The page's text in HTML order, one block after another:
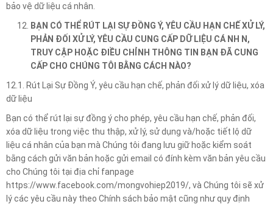
bảo vệ dữ liệu cá nhân.
BẠN CÓ THỂ RÚT LẠI SỰ ĐỒNG Ý, YÊU CẦU HẠN CHẾ XỬ LÝ,
PHẢN ĐỐI XỬ LÝ, YÊU CẦU CUNG CẤP DỮ LIỆU CÁ NH N,
TRUY CẬP HOẶC ĐIỀU CHỈNH THÔNG TIN BẠN ĐÃ CUNG
CẤP CHO CHÚNG TÔI BẰNG CÁCH NÀO?
12.1. Rút Lại Sự Đồng Ý, yêu cầu hạn chế, phản đối xử lý dữ liệu, xóa
dữ liệu
Bạn có thể rút lại sự đồng ý cho phép, yêu cầu hạn chế, phản đối,
xóa dữ liệu trong việc thu thập, xử lý, sử dụng và/hoặc tiết lộ dữ
liệu cá nhân của bạn mà Chúng tôi đang lưu giữ hoặc kiểm soát
bằng cách gửi văn bản hoặc gửi email có đính kèm văn bản yêu cầu
cho Chúng tôi tại địa chỉ fanpage
https://www.facebook.com/mongvohiep2019/, và Chúng tôi sẽ xử
lý các yêu cầu này theo Chính sách bảo mật cũng như quy định